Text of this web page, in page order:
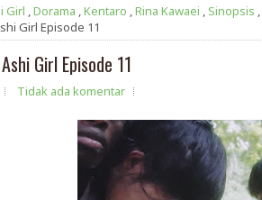
Girl ,Dorama ,Kentaro ,Rina Kawaei , Sinopsis ,
Girl Episode 11
Girl Episode 11
Tidak ada komentar